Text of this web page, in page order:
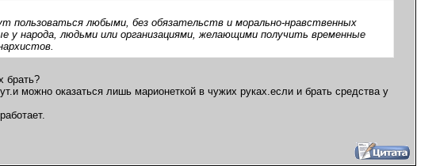
пользоваться любыми, без обязательств и морально-нравственных
у народа, людьми или организациями, желающими получить временные
брать?
можно оказаться лишь марионеткой в чужих руках.если и брать средства у